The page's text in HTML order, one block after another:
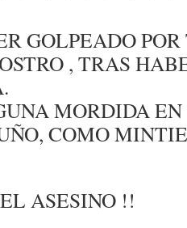
GOLPEADO
, TRAS
MORDIDA
COMO
ASESINO !!